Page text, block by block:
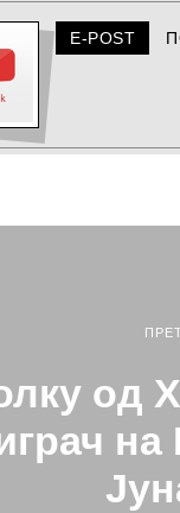
E-POST
од